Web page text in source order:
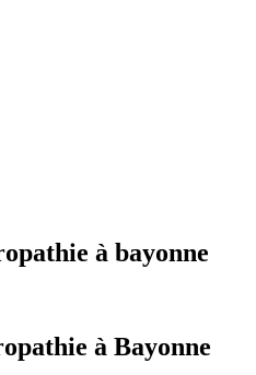
à bayonne
à Bayonne